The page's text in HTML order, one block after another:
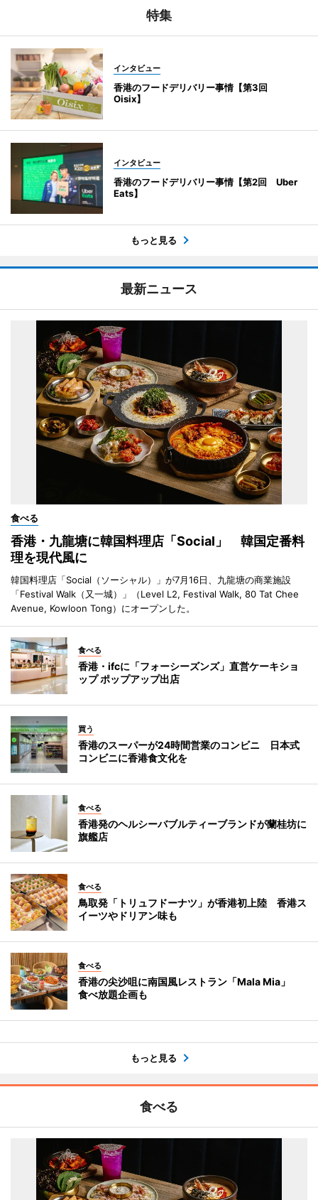
特集
インタビュー
香港のフードデリバリー事情【第3回
Oisix】
インタビュー
香港のフードデリバリー事情【第2回 Uber
Eats】
もっと見る
最新ニュース
食べる
香港・九龍塘に韓国料理店「Social」 韓国定番料
理を現代風に
韓国料理店「Social（ソーシャル）」が7月16日、九龍塘の商業施設
「Festival Walk（又一城）」（Level L2, Festival Walk, 80 Tat Chee
Avenue, Kowloon Tong）にオープンした。
食べる
香港・ifcに「フォーシーズンズ」直営ケーキショ
ップ ポップアップ出店
買う
香港のスーパーが24時間営業のコンビニ 日本式
コンビニに香港食文化を
食べる
香港発のヘルシーバブルティーブランドが蘭桂坊に
旗艦店
食べる
鳥取発「トリュフドーナツ」が香港初上陸 香港ス
イーツやドリアン味も
食べる
香港の尖沙咀に南国風レストラン「Mala Mia」
食べ放題企画も
もっと見る
食べる